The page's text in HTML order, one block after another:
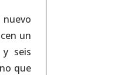
un
y seis
que